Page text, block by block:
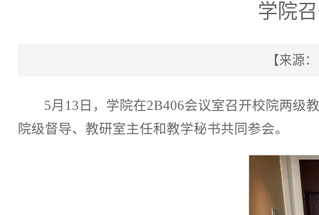
学院
【来源
5月13日，学院在2B406会议室召开校院两级
院级督导、教研室主任和教学秘书共同参会。